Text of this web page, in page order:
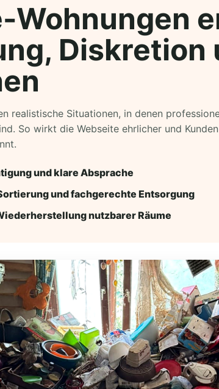
Wohnungen
Diskretion
realistische Situationen, in denen
So wirkt die Webseite ehrlicher und
und klare Absprache
und fachgerechte Entsorgung
nutzbarer Räume